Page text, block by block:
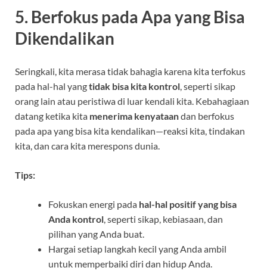
5. Berfokus pada Apa yang Bisa
Dikendalikan
Seringkali, kita merasa tidak bahagia karena kita terfokus
pada hal-hal yangtidak bisa kita kontrol, seperti sikap
orang lain atau peristiwa di luar kendali kita. Kebahagiaan
datang ketika kita menerima kenyataandan berfokus
pada apa yang bisa kita kendalikan—reaksi kita, tindakan
kita, dan cara kita merespons dunia.
Tips:
Fokuskan energi pada hal-hal positif yang bisa
Anda kontrol, seperti sikap, kebiasaan, dan
pilihan yang Anda buat.
Hargai setiap langkah kecil yang Anda ambil
untuk memperbaiki diri dan hidup Anda.